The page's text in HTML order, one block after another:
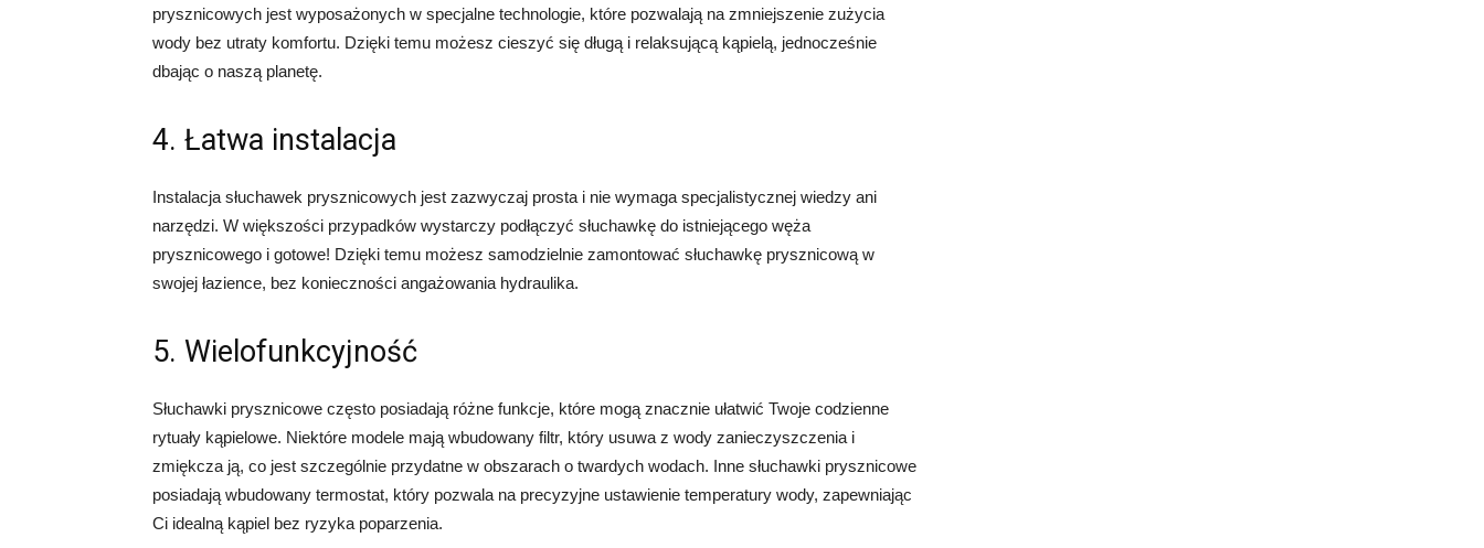
prysznicowych jest wyposażonych w specjalne technologie, które pozwalają na zmniejszenie zużycia
wody bez utraty komfortu. Dzięki temu możesz cieszyć się długą i relaksującą kąpielą, jednocześnie
dbając o naszą planetę.
4. Łatwa instalacja
Instalacja słuchawek prysznicowych jest zazwyczaj prosta i nie wymaga specjalistycznej wiedzy ani
narzędzi. W większości przypadków wystarczy podłączyć słuchawkę do istniejącego węża
prysznicowego i gotowe! Dzięki temu możesz samodzielnie zamontować słuchawkę prysznicową w
swojej łazience, bez konieczności angażowania hydraulika.
5. Wielofunkcyjność
Słuchawki prysznicowe często posiadają różne funkcje, które mogą znacznie ułatwić Twoje codzienne
rytuały kąpielowe. Niektóre modele mają wbudowany filtr, który usuwa z wody zanieczyszczenia i
zmiękcza ją, co jest szczególnie przydatne w obszarach o twardych wodach. Inne słuchawki prysznicowe
posiadają wbudowany termostat, który pozwala na precyzyjne ustawienie temperatury wody, zapewniając
Ci idealną kąpiel bez ryzyka poparzenia.